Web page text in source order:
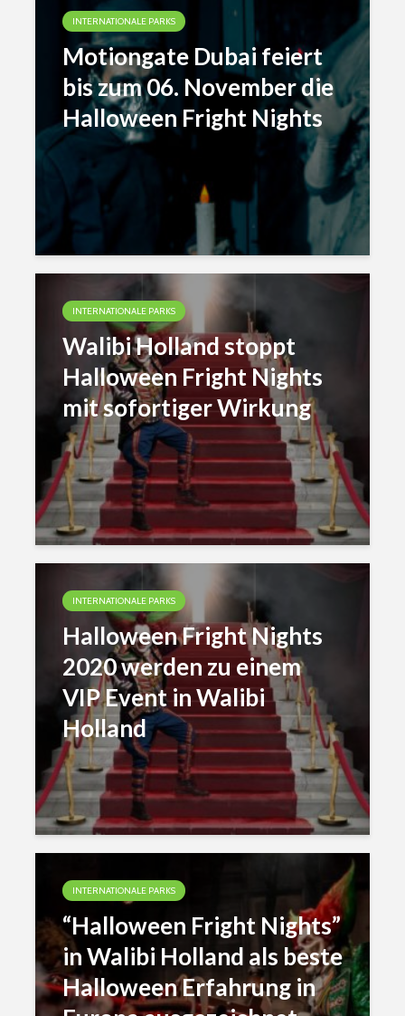
INTERNATIONALE PARKS
Motiongate Dubai feiert
bis zum 06. November die
Halloween Fright Nights
INTERNATIONALE PARKS
Walibi Holland stoppt
Halloween Fright Nights
mit sofortiger Wirkung
INTERNATIONALE PARKS
Halloween Fright Nights
2020 werden zu einem
VIP Event in Walibi
Holland
INTERNATIONALE PARKS
“Halloween Fright Nights”
in Walibi Holland als beste
Halloween Erfahrung in